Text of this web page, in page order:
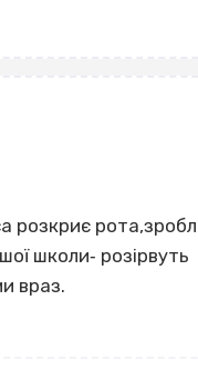
розкриє
школи‐ розірвуть
враз.